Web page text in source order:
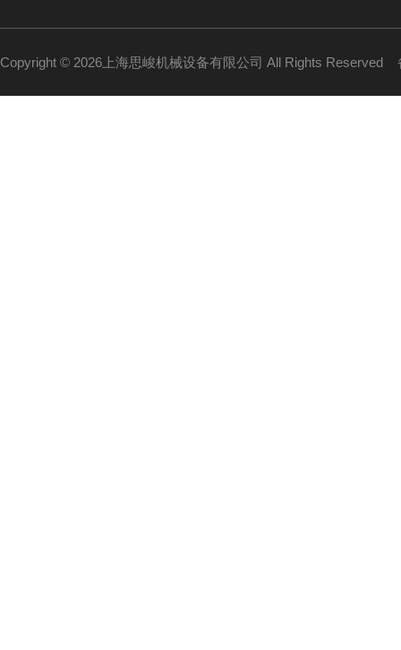
Copyright © 2026上海思峻机械设备有限公司 All Rights Reserved